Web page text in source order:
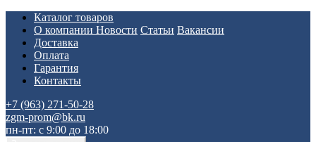
Каталог товаров
О компании Новости Статьи Вакансии
Доставка
Оплата
Гарантия
Контакты
+7 (963) 271-50-28
zgm-prom@bk.ru
пн-пт: с 9:00 до 18:00